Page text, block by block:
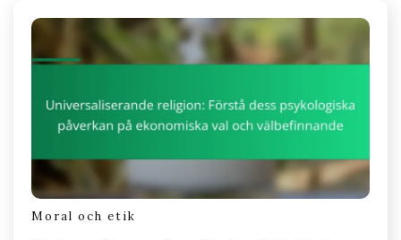
Moral och etik